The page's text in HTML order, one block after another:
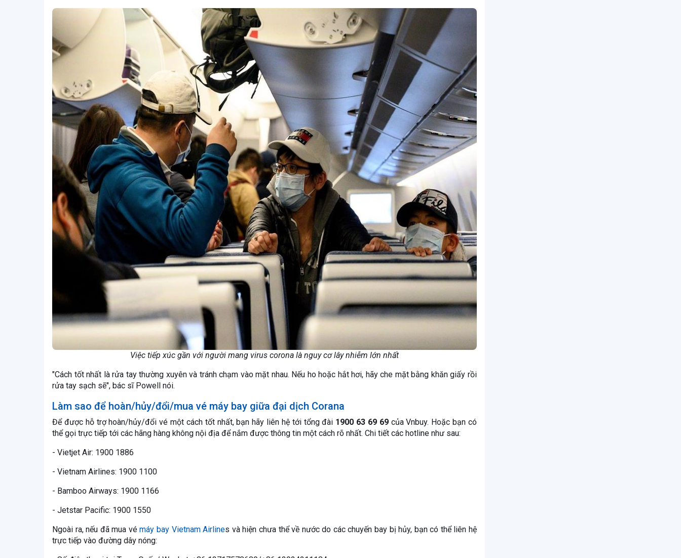
Việc tiếp xúc gần với người mang virus corona là nguy cơ lây nhiễm lớn nhất
"Cách tốt nhất là rửa tay thường xuyên và tránh chạm vào mặt nhau. Nếu ho hoặc hắt hơi, hãy che mặt bằng khăn giấy rồi
rửa tay sạch sẽ", bác sĩ Powell nói.
Làm sao để hoàn/hủy/đổi/mua vé máy bay giữa đại dịch Corana
Để được hỗ trợ hoàn/hủy/đổi vé một cách tốt nhất, bạn hãy liên hệ tới tổng đài 1900 63 69 69của Vnbuy. Hoặc bạn có
thể gọi trực tiếp tới các hãng hàng không nội địa để nắm được thông tin một cách rõ nhất. Chi tiết các hotline như sau:
- Vietjet Air: 1900 1886
- Vietnam Airlines: 1900 1100
- Bamboo Airways: 1900 1166
- Jetstar Pacific: 1900 1550
Ngoài ra, nếu đã mua vémáy bay Vietnam Airlines và hiện chưa thể về nước do các chuyến bay bị hủy, bạn có thể liên hệ
trực tiếp vào đường dây nóng: